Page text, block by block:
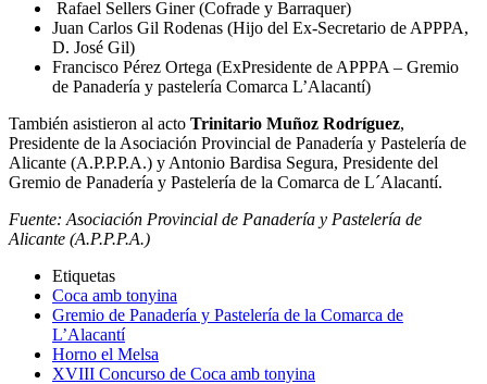
Rafael Sellers Giner (Cofrade y Barraquer)
Juan Carlos Gil Rodenas (Hijo del Ex-Secretario de APPPA,
D. José Gil)
Francisco Pérez Ortega (ExPresidente de APPPA – Gremio
de Panadería y pastelería Comarca L’Alacantí)
También asistieron al acto Trinitario Muñoz Rodríguez,
Presidente de la Asociación Provincial de Panadería y Pastelería de
Alicante (A.P.P.P.A.) y Antonio Bardisa Segura, Presidente del
Gremio de Panadería y Pastelería de la Comarca de L´Alacantí.
Fuente: Asociación Provincial de Panadería y Pastelería de
Alicante (A.P.P.P.A.)
Etiquetas
Coca amb tonyina
Gremio de Panadería y Pastelería de la Comarca de
L’Alacantí
Horno el Melsa
XVIII Concurso de Coca amb tonyina